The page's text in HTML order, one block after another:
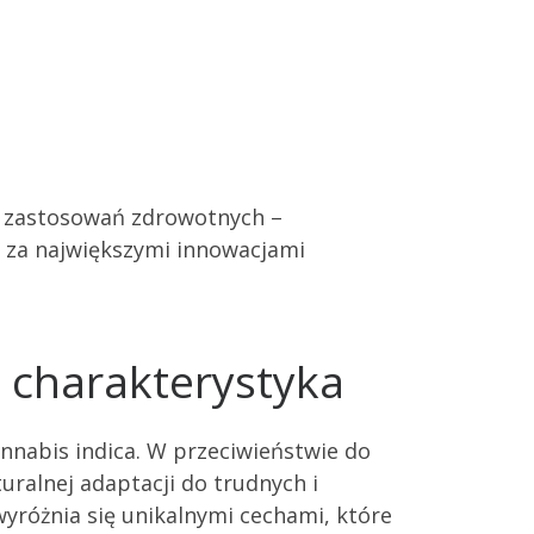
zdrowotnych –
największymi innowacjami
charakterystyka
indica. W przeciwieństwie do
adaptacji do trudnych i
się unikalnymi cechami, które